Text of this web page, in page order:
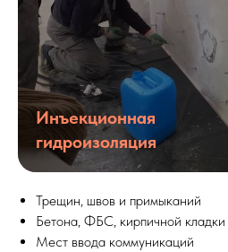
Инъекционная
гидроизоляция
Трещин, швов и примыканий
Бетона, ФБС, кирпичной кладки
Мест ввода коммуникаций